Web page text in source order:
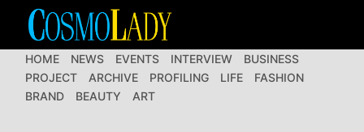
Перейти
вмістуHOME NEWS EVENTS INTERVIEW
BUSINESS
PROJECT
ARCHIVE PROFILING LIFE
FASHION
BRAND
BEAUTY ART